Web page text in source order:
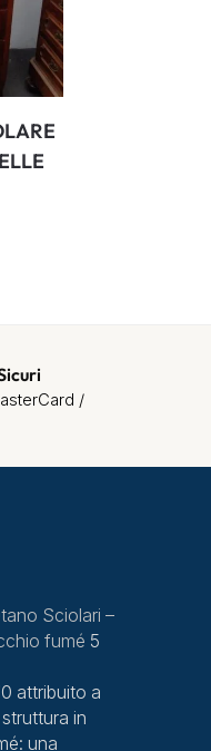
/
Sciolari –
fumé 5
attribuito a
in
una